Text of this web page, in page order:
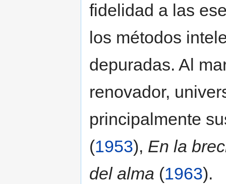
fidelidad a las
los métodos
depuradas. Al
renovador,
principalmente
(1953), En la
del alma (1963).